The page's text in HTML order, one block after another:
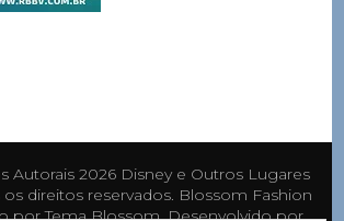
Autorais 2026 Disney e Outros Lugares
os direitos reservados. Blossom Fashion
porTema Blossom. Desenvolvido por